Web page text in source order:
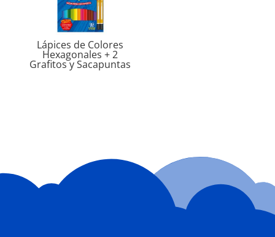
Lápices de Colores
Hexagonales + 2
Grafitos y Sacapuntas